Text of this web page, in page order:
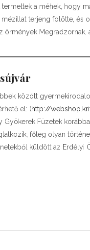
a méhek, hogy
terjeng fölötte, és
örmények Megradzornak,
között
el: (http://
Gyökerek Füzetek
főleg olyan
küldött az Erdélyi